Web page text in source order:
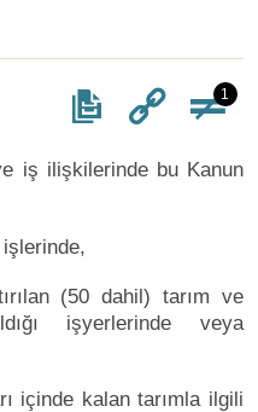
1
iş ilişkilerinde bu Kanun
(50 dahil) tarım ve
işyerlerinde veya
içinde kalan tarımla ilgili